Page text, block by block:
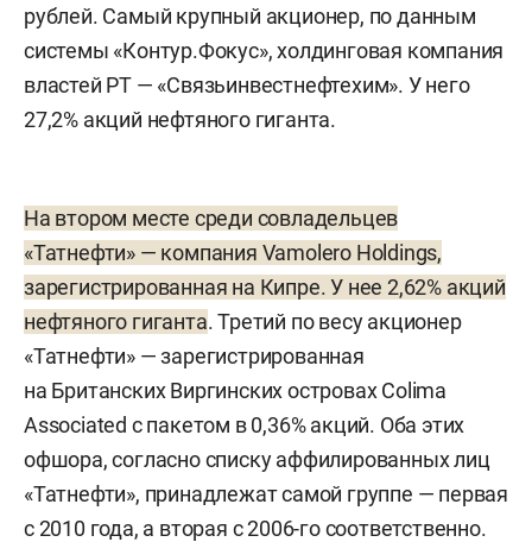
рублей. Самый крупный акционер, по данным
системы «Контур.Фокус», холдинговая компания
властей РТ — «Связьинвестнефтехим». У него
27,2% акций нефтяного гиганта.
На втором месте среди совладельцев
«Татнефти» — компания Vamolero Holdings,
зарегистрированная на Кипре. У нее 2,62% акций
нефтяного гиганта. Третий по весу акционер
«Татнефти» — зарегистрированная
на Британских Виргинских островах Colima
Associated с пакетом в 0,36% акций. Оба этих
офшора, согласно списку аффилированных лиц
«Татнефти», принадлежат самой группе — первая
с 2010 года, а вторая с 2006-го соответственно.